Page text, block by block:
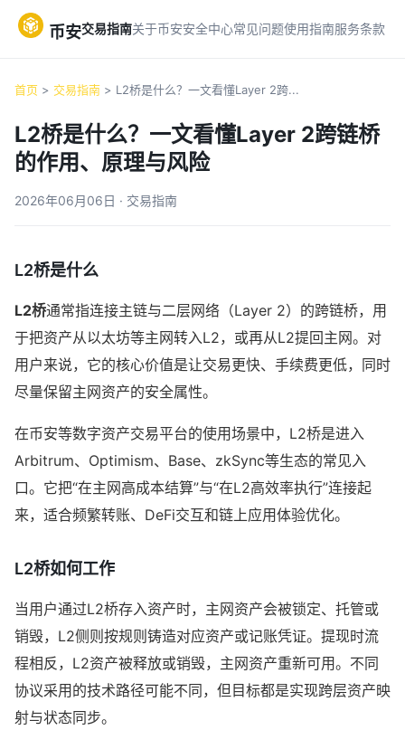
币安交易指南关于币安安全中心常见问题使用指南服务条款
首页 > 交易指南 > L2桥是什么？一文看懂Layer 2跨...
L2桥是什么？一文看懂Layer 2跨链桥
的作用、原理与风险
2026年06月06日 · 交易指南
L2桥是什么
L2桥通常指连接主链与二层网络（Layer 2）的跨链桥，用
于把资产从以太坊等主网转入L2，或再从L2提回主网。对
用户来说，它的核心价值是让交易更快、手续费更低，同时
尽量保留主网资产的安全属性。
在币安等数字资产交易平台的使用场景中，L2桥是进入
Arbitrum、Optimism、Base、zkSync等生态的常见入
口。它把“在主网高成本结算”与“在L2高效率执行”连接起
来，适合频繁转账、DeFi交互和链上应用体验优化。
L2桥如何工作
当用户通过L2桥存入资产时，主网资产会被锁定、托管或
销毁，L2侧则按规则铸造对应资产或记账凭证。提现时流
程相反，L2资产被释放或销毁，主网资产重新可用。不同
协议采用的技术路径可能不同，但目标都是实现跨层资产映
射与状态同步。